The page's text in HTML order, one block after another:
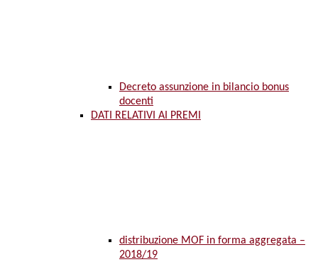
Decreto assunzione in bilancio bonus
docenti
DATI RELATIVI AI PREMI
distribuzione MOF in forma aggregata –
2018/19